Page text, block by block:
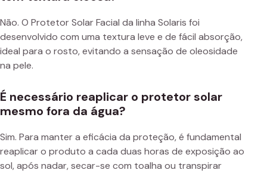
Não. O Protetor Solar Facial da linha Solaris foi
desenvolvido com uma textura leve e de fácil absorção,
ideal para o rosto, evitando a sensação de oleosidade
na pele.
É necessário reaplicar o protetor solar
mesmo fora da água?
Sim. Para manter a eficácia da proteção, é fundamental
reaplicar o produto a cada duas horas de exposição ao
sol, após nadar, secar-se com toalha ou transpirar